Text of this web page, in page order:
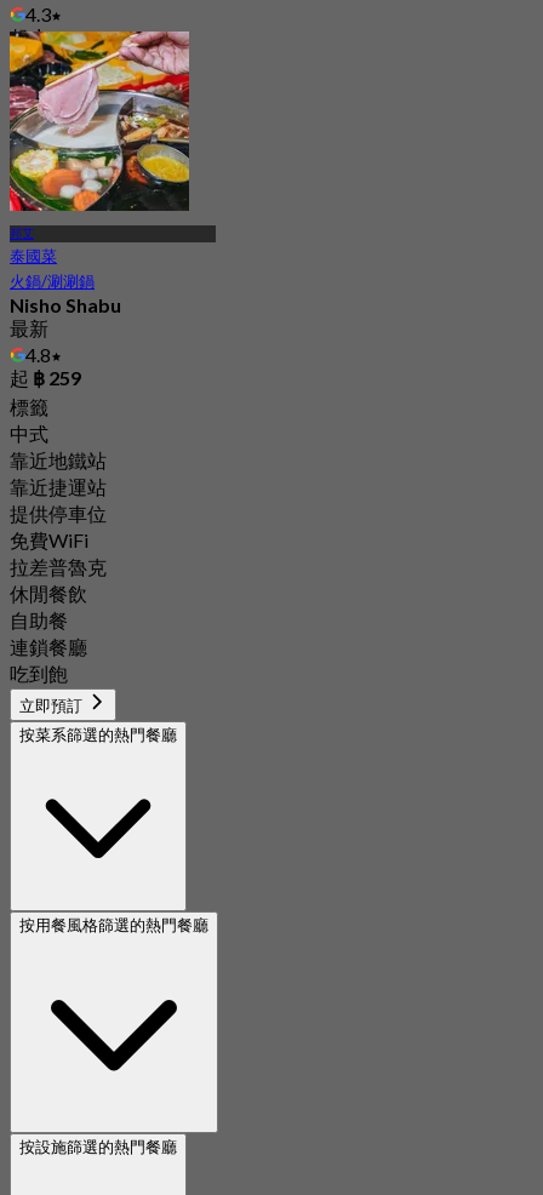
4.3
起฿ 999
邦艾
泰國菜
火鍋/涮涮鍋
Nisho Shabu
最新
4.8
起 ฿ 259
標籤
中式
靠近地鐵站
靠近捷運站
提供停車位
免費WiFi
拉差普魯克
休閒餐飲
自助餐
連鎖餐廳
吃到飽
立即預訂
按菜系篩選的熱門餐廳
按用餐風格篩選的熱門餐廳
按設施篩選的熱門餐廳